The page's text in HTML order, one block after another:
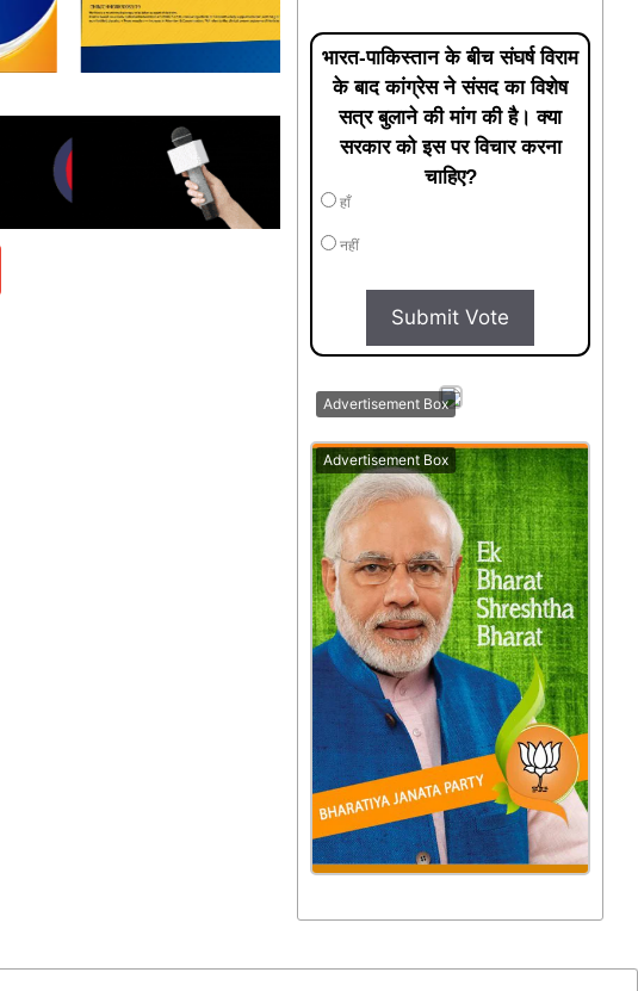
भारत-पाकिस्तान के बीच संघर्ष विराम
के बाद कांग्रेस ने संसद का विशेष
सत्र बुलाने की मांग की है। क्या
सरकार को इस पर विचार करना
चाहिए?
हाँ
नहीं
Submit Vote
Advertisement Box
Advertisement Box